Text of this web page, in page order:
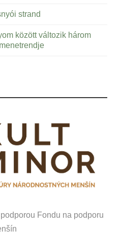
strand
között változik három
Fondu na podporu